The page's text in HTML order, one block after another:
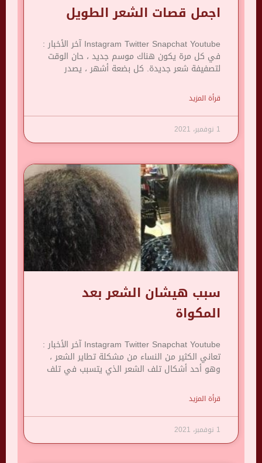
اجمل قصات الشعر الطويل
Instagram Twitter Snapchat Youtube آخر الأخبار :
في كل مرة يكون هناك موسم جديد ، حان الوقت
لتصفيفة شعر جديدة. كل بضعة أشهر ، يصدر
قرأة المزيد
1 نوفمبر، 2021
سبب هيشان الشعر بعد
المكواة
Instagram Twitter Snapchat Youtube آخر الأخبار :
تعاني الكثير من النساء من مشكلة تطاير الشعر ،
وهو أحد أشكال تلف الشعر الذي يتسبب في تلف
قرأة المزيد
1 نوفمبر، 2021